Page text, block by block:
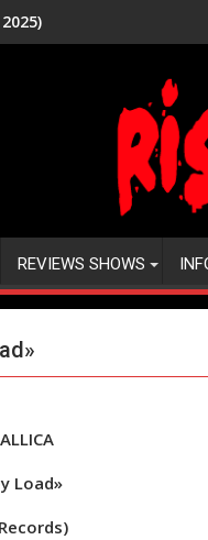
REVIEWS SHOWS
Load»